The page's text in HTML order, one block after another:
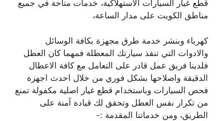
قطع غيار السيارات الاستهلاكية، خدمات متاحة في جميع
مناطق الكويت على مدار الساعة،
كهرباء وبنشر خدمة طرق مجهزة بكافة الوسائل
والادوات التي تنقذ سيارتك المعطلة فمهما كان العطل
فلدينا فريق عمل قادر على التعامل مع كافة الاعطال
الدقيقة واصلاحها بشكل فوري من خلال احدث اجهزة
فحص السيارات وباستخدام قطع غيار اصلية مكفولة تمنع
من تكرار نفس العطل وتحقق لك قيادة آمنة على
الطريق، ومن خدماتنا المقدمة :-